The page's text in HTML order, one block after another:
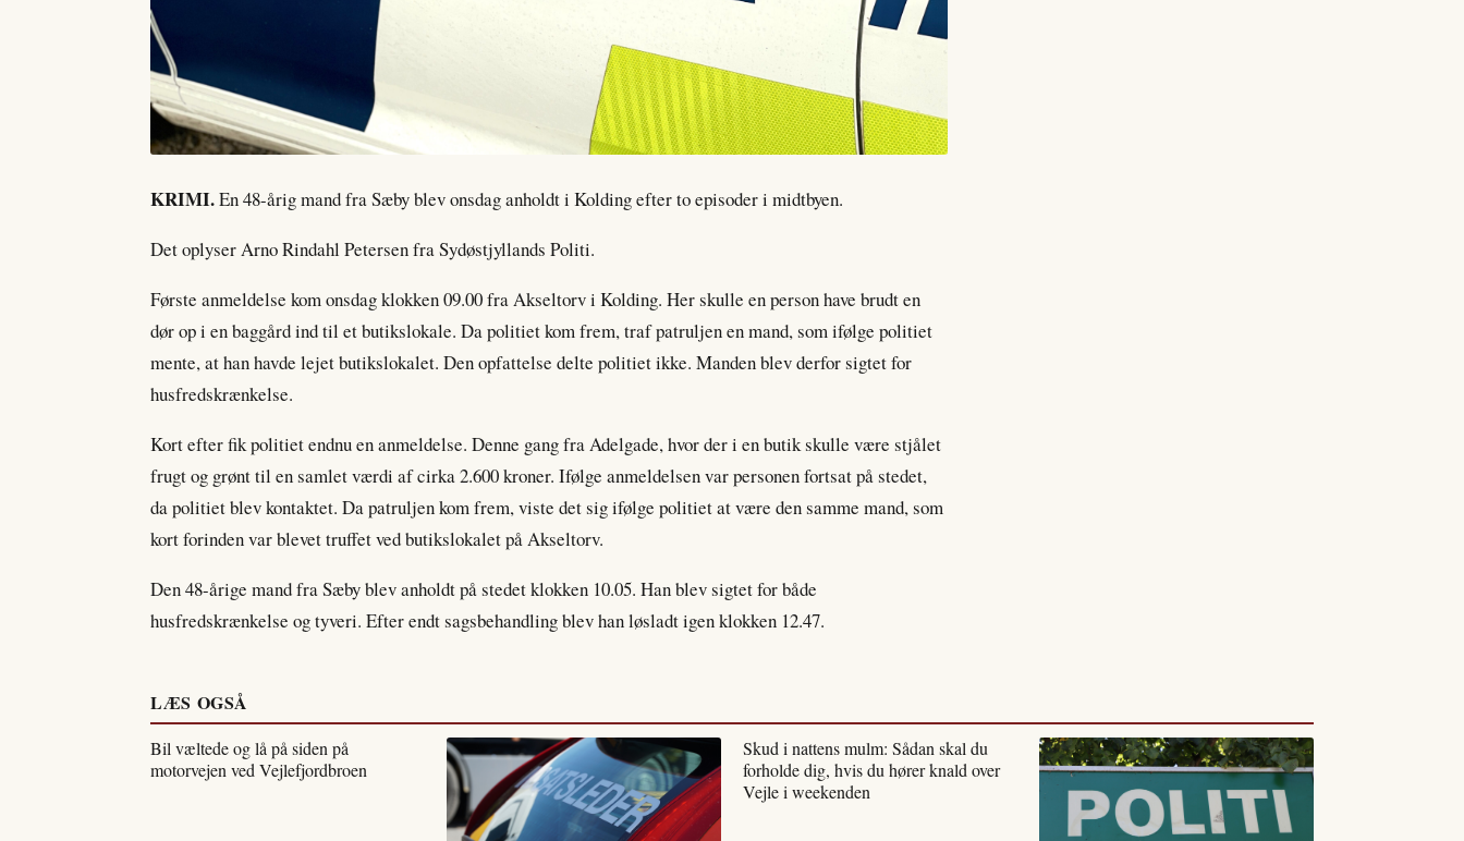
KRIMI.En 48-årig mand fra Sæby blev onsdag anholdt i Kolding efter to episoder i midtbyen.
Det oplyser Arno Rindahl Petersen fra Sydøstjyllands Politi.
Første anmeldelse kom onsdag klokken 09.00 fra Akseltorv i Kolding. Her skulle en person have brudt en
dør op i en baggård ind til et butikslokale. Da politiet kom frem, traf patruljen en mand, som ifølge politiet
mente, at han havde lejet butikslokalet. Den opfattelse delte politiet ikke. Manden blev derfor sigtet for
husfredskrænkelse.
Kort efter fik politiet endnu en anmeldelse. Denne gang fra Adelgade, hvor der i en butik skulle være stjålet
frugt og grønt til en samlet værdi af cirka 2.600 kroner. Ifølge anmeldelsen var personen fortsat på stedet,
da politiet blev kontaktet. Da patruljen kom frem, viste det sig ifølge politiet at være den samme mand, som
kort forinden var blevet truffet ved butikslokalet på Akseltorv.
Den 48-årige mand fra Sæby blev anholdt på stedet klokken 10.05. Han blev sigtet for både
husfredskrænkelse og tyveri. Efter endt sagsbehandling blev han løsladt igen klokken 12.47.
LÆS OGSÅ
Bil væltede og lå på siden på
motorvejen ved Vejlefjordbroen
Skud i nattens mulm: Sådan skal du
forholde dig, hvis du hører knald over
Vejle i weekenden